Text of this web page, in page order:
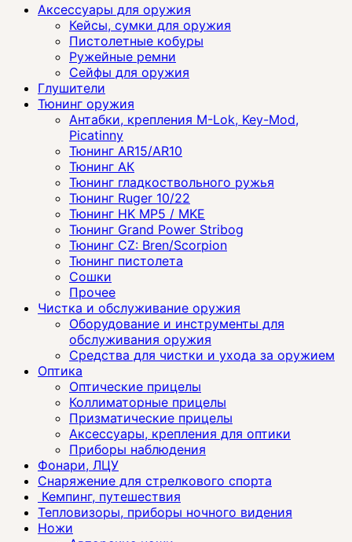
Аксессуары для оружия
Кейсы, сумки для оружия
Пистолетные кобуры
Ружейные ремни
Сейфы для оружия
Глушители
Тюнинг оружия
Антабки, крепления M-Lok, Key-Mod,
Picatinny
Тюнинг AR15/AR10
Тюнинг АК
Тюнинг гладкоствольного ружья
Тюнинг Ruger 10/22
Тюнинг HK MP5 / MKE
Тюнинг Grand Power Stribog
Тюнинг CZ: Bren/Scorpion
Тюнинг пистолета
Сошки
Прочее
Чистка и обслуживание оружия
Оборудование и инструменты для
обслуживания оружия
Средства для чистки и ухода за оружием
Оптика
Оптические прицелы
Коллиматорные прицелы
Призматические прицелы
Аксессуары, крепления для оптики
Приборы наблюдения
Фонари, ЛЦУ
Снаряжение для стрелкового спорта
Кемпинг, путешествия
Тепловизоры, приборы ночного видения
Ножи